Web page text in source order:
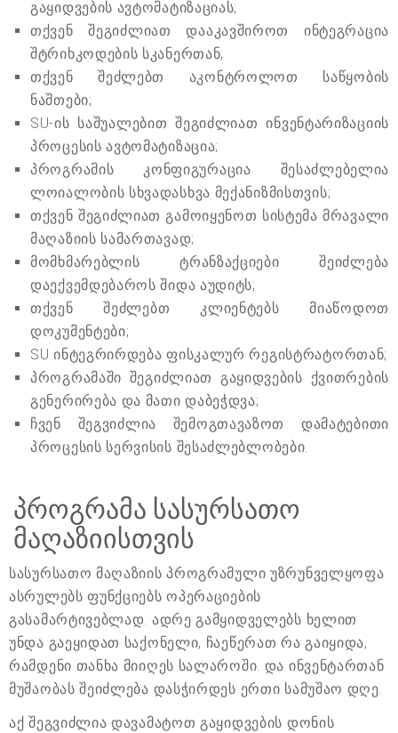
გაყიდვების ავტომატიზაციას;
თქვენ შეგიძლიათ დააკავშიროთ ინტეგრაცია
შტრიხკოდების სკანერთან;
თქვენ შეძლებთ აკონტროლოთ საწყობის
ნაშთები;
SU-ის საშუალებით შეგიძლიათ ინვენტარიზაციის
პროცესის ავტომატიზაცია;
პროგრამის კონფიგურაცია შესაძლებელია
ლოიალობის სხვადასხვა მექანიზმისთვის;
თქვენ შეგიძლიათ გამოიყენოთ სისტემა მრავალი
მაღაზიის სამართავად;
მომხმარებლის ტრანზაქციები შეიძლება
დაექვემდებაროს შიდა აუდიტს;
თქვენ შეძლებთ კლიენტებს მიაწოდოთ
დოკუმენტები;
SU ინტეგრირდება ფისკალურ რეგისტრატორთან;
პროგრამაში შეგიძლიათ გაყიდვების ქვითრების
გენერირება და მათი დაბეჭდვა;
ჩვენ შეგვიძლია შემოგთავაზოთ დამატებითი
პროცესის სერვისის შესაძლებლობები.
პროგრამა სასურსათო
მაღაზიისთვის
სასურსათო მაღაზიის პროგრამული უზრუნველყოფა
ასრულებს ფუნქციებს ოპერაციების
გასამარტივებლად. ადრე გამყიდველებს ხელით
უნდა გაეყიდათ საქონელი, ჩაეწერათ რა გაიყიდა,
რამდენი თანხა მიიღეს სალაროში. და ინვენტართან
მუშაობას შეიძლება დასჭირდეს ერთი სამუშაო დღე.
აქ შეგვიძლია დავამატოთ გაყიდვების დონის